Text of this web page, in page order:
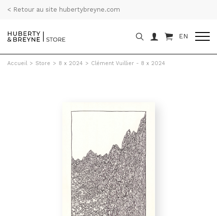
< Retour au site hubertybreyne.com
EN
Accueil > Store > 8 x 2024 > Clément Vuillier - 8 x 2024